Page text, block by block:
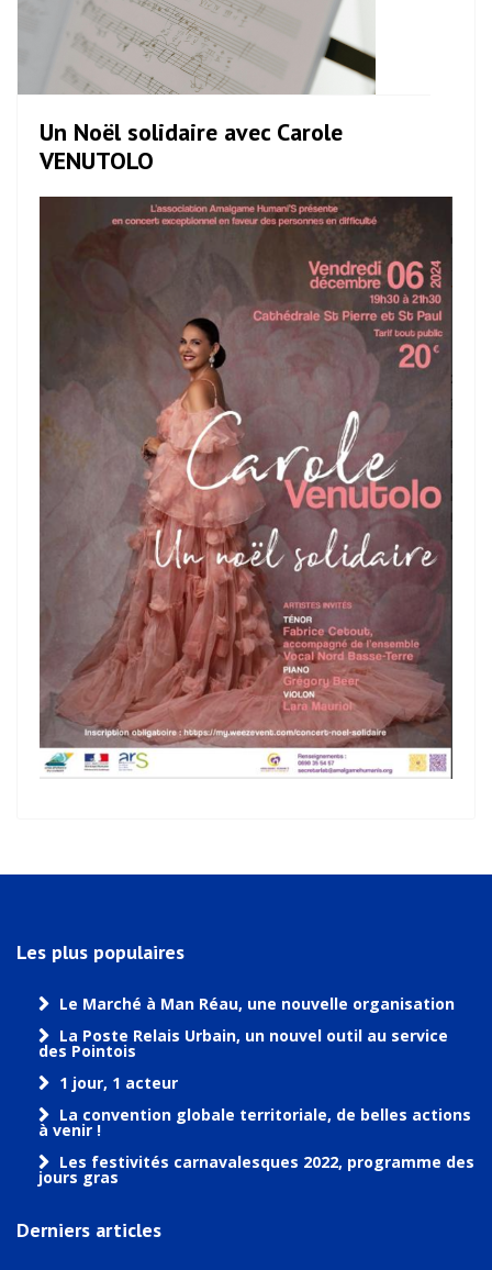
Un Noël solidaire avec Carole
VENUTOLO
Les plus populaires
Le Marché à Man Réau, une nouvelle organisation
La Poste Relais Urbain, un nouvel outil au service
des Pointois
1 jour, 1 acteur
La convention globale territoriale, de belles actions
à venir !
Les festivités carnavalesques 2022, programme des
jours gras
Derniers articles